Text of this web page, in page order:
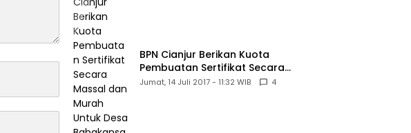
BPN Cianjur Berikan Kuota
Pembuatan Sertifikat Secara
Massal dan Murah Untuk Desa
Jumat, 14 Juli 2017 - 11:32 WIB 4